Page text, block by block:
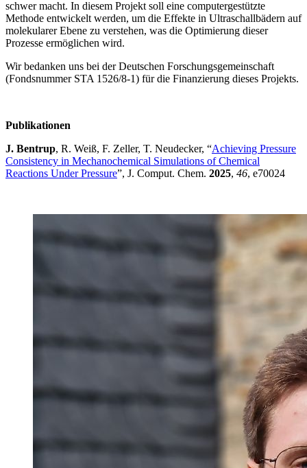
schwer macht. In diesem Projekt soll eine computergestützte
Methode entwickelt werden, um die Effekte in Ultraschallbädern auf
molekularer Ebene zu verstehen, was die Optimierung dieser
Prozesse ermöglichen wird.
Wir bedanken uns bei der Deutschen Forschungsgemeinschaft
(Fondsnummer STA 1526/8-1) für die Finanzierung dieses Projekts.
Publikationen
J. Bentrup, R. Weiß, F. Zeller, T. Neudecker, “Achieving Pressure
Consistency in Mechanochemical Simulations of Chemical
Reactions Under Pressure”, J. Comput. Chem. 2025, 46, e70024